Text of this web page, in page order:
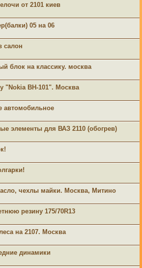
от 2101 киев
05 на 06
салон
блок на классику. москва
"Nokia BH-101". Москва
автомобильное
элементы для ВАЗ 2110 (обогрев)
чехлы майки. Москва, Митино
резину 175/70R13
на 2107. Москва
динамики